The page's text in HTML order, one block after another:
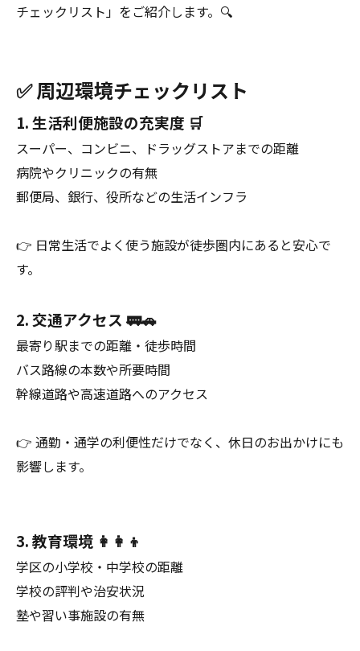
チェックリスト」をご紹介します。🔍
✅ 周辺環境チェックリスト
1. 生活利便施設の充実度 🛒
スーパー、コンビニ、ドラッグストアまでの距離
病院やクリニックの有無
郵便局、銀行、役所などの生活インフラ
👉 日常生活でよく使う施設が徒歩圏内にあると安心で
す。
2. 交通アクセス 🚃🚗
最寄り駅までの距離・徒歩時間
バス路線の本数や所要時間
幹線道路や高速道路へのアクセス
👉 通勤・通学の利便性だけでなく、休日のお出かけにも
影響します。
3. 教育環境 👩‍👩‍👦
学区の小学校・中学校の距離
学校の評判や治安状況
塾や習い事施設の有無